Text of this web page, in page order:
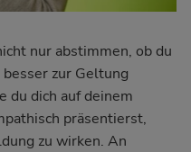
nur abstimmen, ob du
zur Geltung
du dich auf deinem
präsentierst,
zu wirken. An